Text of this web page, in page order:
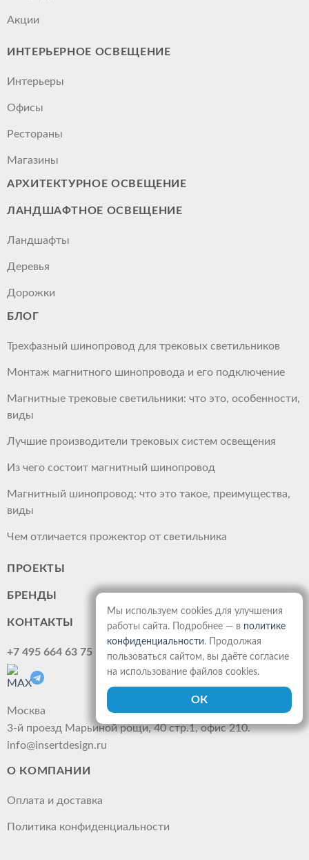
Акции
ИНТЕРЬЕРНОЕ ОСВЕЩЕНИЕ
Интерьеры
Офисы
Рестораны
Магазины
АРХИТЕКТУРНОЕ ОСВЕЩЕНИЕ
ЛАНДШАФТНОЕ ОСВЕЩЕНИЕ
Ландшафты
Деревья
Дорожки
БЛОГ
Трехфазный шинопровод для трековых светильников
Монтаж магнитного шинопровода и его подключение
Магнитные трековые светильники: что это, особенности,
виды
Лучшие производители трековых систем освещения
Из чего состоит магнитный шинопровод
Магнитный шинопровод: что это такое, преимущества,
виды
Чем отличается прожектор от светильника
ПРОЕКТЫ
БРЕНДЫ
КОНТАКТЫ
+7 495 664 63 75
Москва
3-й проезд Марьиной рощи, 40 стр.1, офис 210.
info@insertdesign.ru
О КОМПАНИИ
Оплата и доставка
Политика конфиденциальности
Мы используем cookies для улучшения
работы сайта. Подробнее — в политике
конфиденциальности. Продолжая
пользоваться сайтом, вы даёте согласие
на использование файлов cookies.